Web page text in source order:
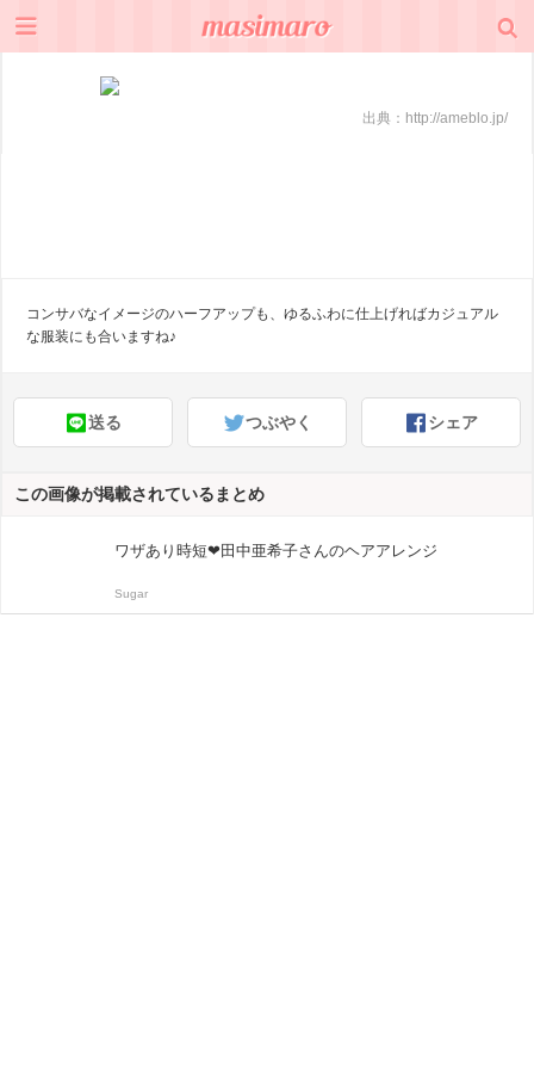
出典： http://ameblo.jp/
コンサバなイメージのハーフアップも、ゆるふわに仕上げればカジュアル
な服装にも合いますね♪
送る つぶやく シェア
この画像が掲載されているまとめ
ワザあり時短❤田中亜希子さんのヘアアレンジ
Sugar